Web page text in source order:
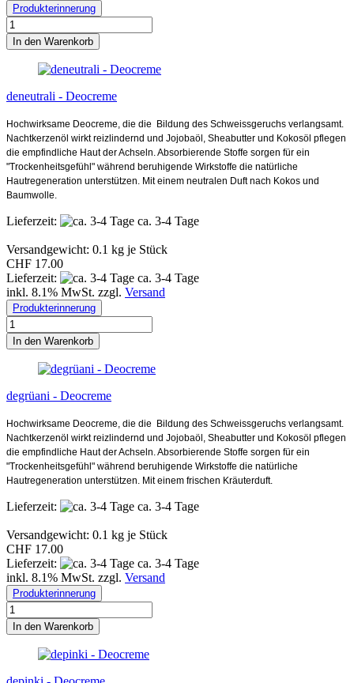
Produkterinnerung
In den Warenkorb
deneutrali - Deocreme
Hochwirksame Deocreme, die die Bildung des Schweissgeruchs verlangsamt.
Nachtkerzenöl wirkt reizlindernd und Jojobaöl, Sheabutter und Kokosöl pflegen
die empfindliche Haut der Achseln. Absorbierende Stoffe sorgen für ein
"Trockenheitsgefühl" während beruhigende Wirkstoffe die natürliche
Hautregeneration unterstützen. Mit einem neutralen Duft nach Kokos und
Baumwolle.
Lieferzeit: ca. 3-4 Tage
Versandgewicht: 0.1 kg je Stück
CHF 17.00
Lieferzeit:
ca. 3-4 Tage
inkl. 8.1% MwSt. zzgl. Versand
Produkterinnerung
In den Warenkorb
degrüani - Deocreme
Hochwirksame Deocreme, die die Bildung des Schweissgeruchs verlangsamt.
Nachtkerzenöl wirkt reizlindernd und Jojobaöl, Sheabutter und Kokosöl pflegen
die empfindliche Haut der Achseln. Absorbierende Stoffe sorgen für ein
"Trockenheitsgefühl" während beruhigende Wirkstoffe die natürliche
Hautregeneration unterstützen. Mit einem frischen Kräuterduft.
Lieferzeit: ca. 3-4 Tage
Versandgewicht: 0.1 kg je Stück
CHF 17.00
Lieferzeit:
ca. 3-4 Tage
inkl. 8.1% MwSt. zzgl. Versand
Produkterinnerung
In den Warenkorb